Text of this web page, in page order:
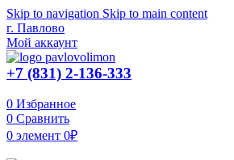
Skip to navigation Skip to main content
г. Павлово
Мой аккаунт
+7 (831) 2-136-333
0 Избранное
0 Сравнить
0 элемент 0₽